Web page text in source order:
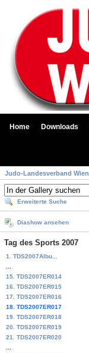
Home Downloads
Judo-Landesverband Wien
Erweiterte Suche
Diashow ansehen
Tag des Sports 2007
1. TDS2007Albu...
15. TDS2007ER014
16. TDS2007ER015
17. TDS2007ER016
18. TDS2007ER017
19. TDS2007ER018
20. TDS2007ER019
21. TDS2007ER020